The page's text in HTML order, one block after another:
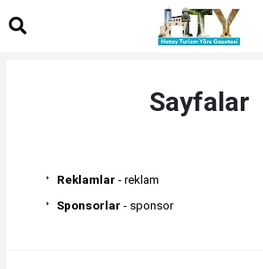
Sayfalar
Reklamlar - reklam
Sponsorlar - sponsor